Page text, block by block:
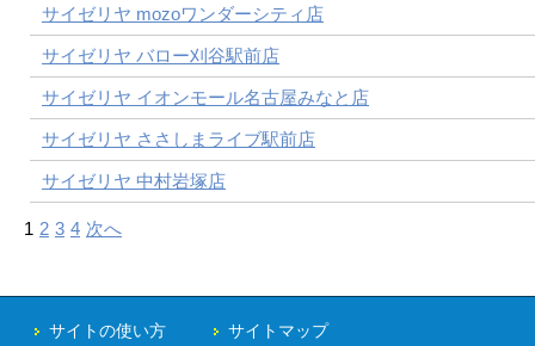
サイゼリヤ mozoワンダーシティ店
サイゼリヤ バロー刈谷駅前店
サイゼリヤ イオンモール名古屋みなと店
サイゼリヤ ささしまライブ駅前店
サイゼリヤ 中村岩塚店
1 2 3 4 次へ
サイトの使い方
サイトマップ